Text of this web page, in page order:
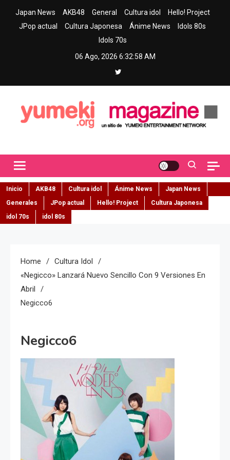
Japan News AKB48 General Cultura idol
Hello! Project
JPop actual
Cultura Japonesa Ánime News
Idols 80s
Idols 70s
06 Ago, 2026 6:32:58 AM
Inicio AKB48 Cultura idol Ánime News
Japan News
Generales
JPop actual Hello! Project
Cultura Japonesa
idol 70s
idol 80s
Home
Cultura Idol
«Negicco» Lanzará Nuevo Sencillo Con 9 Versiones En
Abril
Negicco6
Negicco6